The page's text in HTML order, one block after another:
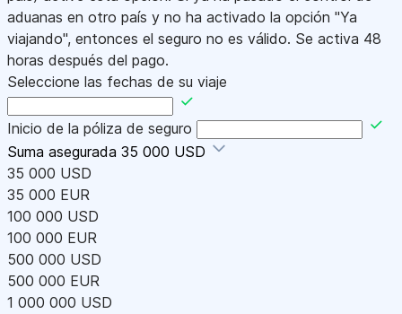
aduanas en otro país y no ha activado la opción "Ya
viajando", entonces el seguro no es válido. Se activa 48
horas después del pago.
Seleccione las fechas de su viaje
Inicio de la póliza de seguro
Suma asegurada 35 000 USD
35 000 USD
35 000 EUR
100 000 USD
100 000 EUR
500 000 USD
500 000 EUR
1 000 000 USD